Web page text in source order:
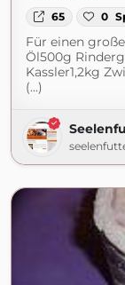
65 0
Für einen
Öl500g
Kassler1,2kg
(...)